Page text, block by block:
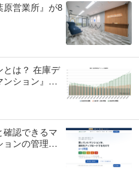
原営業所』が8
とは？ 在庫デ
ンション』の
認できるマ
ンの管理状
ていいマン
が提供開始